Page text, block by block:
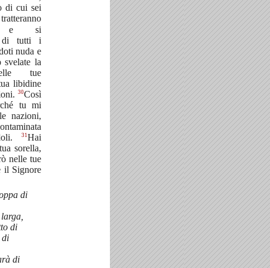
di cui sei
e si
di tutti i
nuda e
svelate la
tue
libidine
30Così
tu mi
nazioni,
31 Hai
sorella,
nelle tue
il Signore
di
di
di
di